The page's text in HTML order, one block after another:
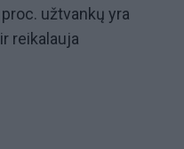
užtvankų yra
reikalauja